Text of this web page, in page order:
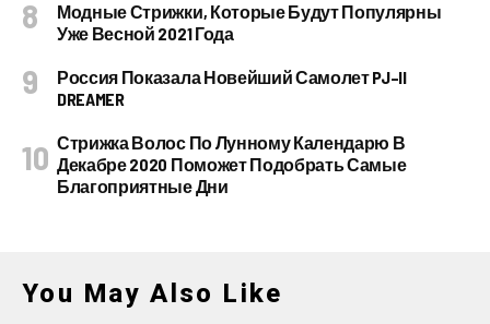
Модные Стрижки, Которые Будут Популярны
Уже Весной 2021 Года
Россия Показала Новейший Самолет PJ–II
DREAMER
Стрижка Волос По Лунному Календарю В
Декабре 2020 Поможет Подобрать Самые
Благоприятные Дни
You May Also Like